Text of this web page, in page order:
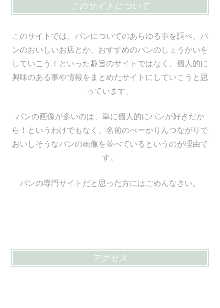
このサイトについて
このサイトでは、パンについてのあらゆる事を調べ、パ
ンのおいしいお店とか、おすすめのパンのしょうかいを
していこう！といった趣旨のサイトではなく、個人的に
興味のある事や情報をまとめたサイトにしていこうと思
っています。
パンの画像が多いのは、単に個人的にパンが好きだか
ら！というわけでもなく、名前のべーかりんつながりで
おいしそうなパンの画像を並べているというのが理由で
す。
パンの専門サイトだと思った方にはごめんなさい。
アクセス